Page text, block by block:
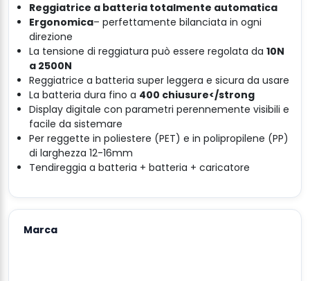
Reggiatrice a batteria totalmente automatica
Ergonomica– perfettamente bilanciata in ogni
direzione
La tensione di reggiatura può essere regolata da 10N
a 2500N
Reggiatrice a batteria super leggera e sicura da usare
La batteria dura fino a 400 chiusure</strong
Display digitale con parametri perennemente visibili e
facile da sistemare
Per reggette in poliestere (PET) e in polipropilene (PP)
di larghezza 12-16mm
Tendireggia a batteria + batteria + caricatore
Marca